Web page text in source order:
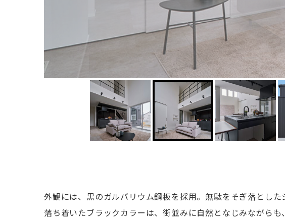
外観には、黒のガルバリウム鋼板を採用。無駄をそぎ落とし
落ち着いたブラックカラーは、街並みに自然となじみながらも